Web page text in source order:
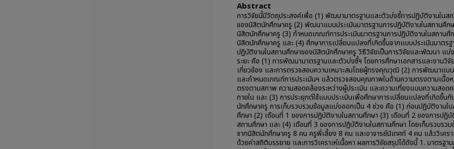
Abstract
การวิจัยนี้มีวัตถุประสงค์เพื่อ (1) พัฒนามาตรฐานและตัวบ่งชี้การปฏิบัติงานในส
ของนิสิตนักศึกษาครู (2) พัฒนาแบบประเมินมาตรฐานการปฏิบัติงานในสถานศึก
นิสิตนักศึกษาครู (3) กำหนดเกณฑ์การประเมินมาตรฐานการปฏิบัติงานในสถานศึ
นิสิตนักศึกษาครู และ (4) ศึกษาการเปลี่ยนแปลงที่เกิดขึ้นจากแบบประเมินมาตรฐ
ปฏิบัติงานในสถานศึกษาของนิสิตนักศึกษาครู วิธีวิจัยเป็นการวิจัยและพัฒนา แบ่
ระยะ คือ (1) การพัฒนามาตรฐานและตัวบ่งชี้ฯ โดยการศึกษาเอกสารและงานวิจั
เกี่ยวข้อง และการตรวจสอบความเหมาะสมโดยผู้ทรงคุณวุฒิ (2) การพัฒนาแบบ
และกำหนดเกณฑ์การประเมินฯ แล้วตรวจสอบคุณภาพในด้านความตรงตามเนื้อห
ตรงตามสภาพ ความสอดคล้องระหว่างผู้ประเมิน และความเที่ยงแบบความสอด
ภายใน และ (3) การประยุกต์ใช้แบบประเมินเพื่อศึกษาการเปลี่ยนแปลงที่เกิดขึ้น
นักศึกษาครู การเก็บรวบรวมข้อมูลแบ่งออกเป็น 4 ช่วง คือ (1) ก่อนปฏิบัติงานใน
ศึกษา (2) เดือนที่ 1 ของการปฏิบัติงานในสถานศึกษา (3) เดือนที่ 2 ของการปฏิบั
สถานศึกษา และ (4) เดือนที่ 3 ของการปฏิบัติงานในสถานศึกษา โดยเก็บรวบรว
จากนิสิตนักศึกษาครู 8 คน ครูพี่เลี้ยง 8 คน และอาจารย์นิเทศก์ 4 คน แล้ววิเคร
ด้วยค่าสถิติบรรยาย และการวิเคราะห์เนื้อหา ผลการวิจัยสรุปได้ดังนี้ 1. มาตรฐาน